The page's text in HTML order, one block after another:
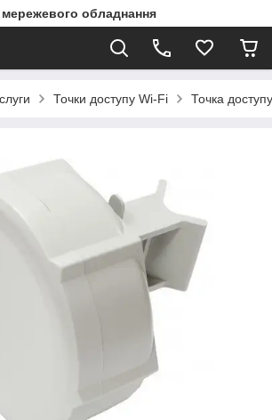
мережевого обладнання
Точки доступу Wi-Fi Точка